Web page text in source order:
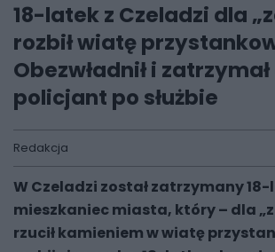
18-latek z Czeladzi dla
rozbił wiatę
Obezwładnił i
policjant po służbie
Redakcja
W Czeladzi został zatrzymany
mieszkaniec miasta, który – dla
rzucił kamieniem w wiatę